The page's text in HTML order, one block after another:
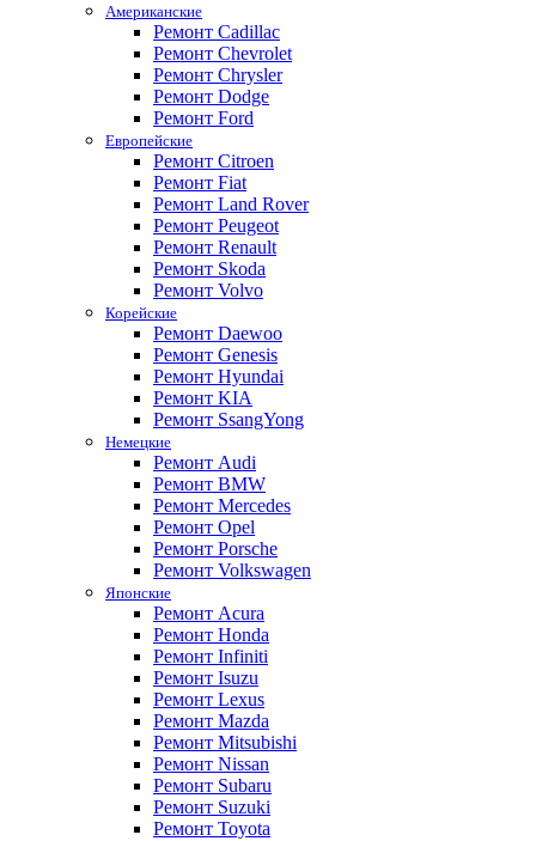
Американские
Ремонт Cadillac
Ремонт Chevrolet
Ремонт Chrysler
Ремонт Dodge
Ремонт Ford
Европейские
Ремонт Citroen
Ремонт Fiat
Ремонт Land Rover
Ремонт Peugeot
Ремонт Renault
Ремонт Skoda
Ремонт Volvo
Корейские
Ремонт Daewoo
Ремонт Genesis
Ремонт Hyundai
Ремонт KIA
Ремонт SsangYong
Немецкие
Ремонт Audi
Ремонт BMW
Ремонт Mercedes
Ремонт Opel
Ремонт Porsche
Ремонт Volkswagen
Японские
Ремонт Acura
Ремонт Honda
Ремонт Infiniti
Ремонт Isuzu
Ремонт Lexus
Ремонт Mazda
Ремонт Mitsubishi
Ремонт Nissan
Ремонт Subaru
Ремонт Suzuki
Ремонт Toyota